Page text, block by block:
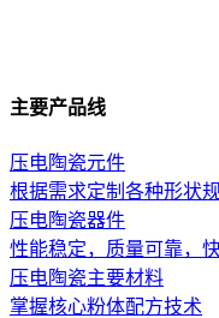
主要产品线
压电陶瓷元件
根据需求定制各种形状
压电陶瓷器件
性能稳定，质量可靠，
压电陶瓷主要材料
掌握核心粉体配方技术